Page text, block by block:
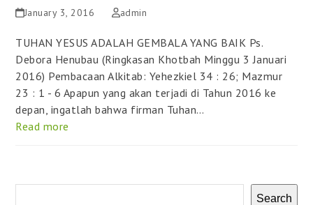
January 3, 2016 admin
TUHAN YESUS ADALAH GEMBALA YANG BAIK Ps.
Debora Henubau (Ringkasan Khotbah Minggu 3 Januari
2016) Pembacaan Alkitab: Yehezkiel 34 : 26; Mazmur
23 : 1 - 6 Apapun yang akan terjadi di Tahun 2016 ke
depan, ingatlah bahwa firman Tuhan…
Read more
Search